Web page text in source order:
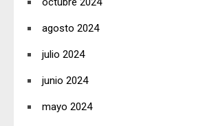
agosto 2024
julio 2024
junio 2024
mayo 2024